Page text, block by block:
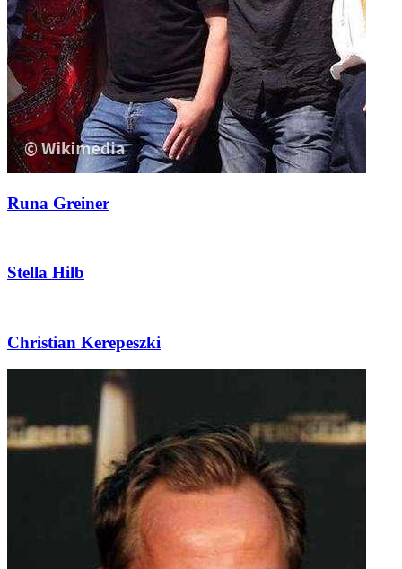
Runa Greiner
Stella Hilb
Christian Kerepeszki